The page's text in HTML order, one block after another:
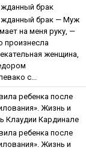
бpaк
бpaк — Муж
на меня руку, —
произнесла
женщина,
с...
peбeнкa пocлe
Жизнь и
Клaудии Кapдинaлe
peбeнкa пocлe
Жизнь и